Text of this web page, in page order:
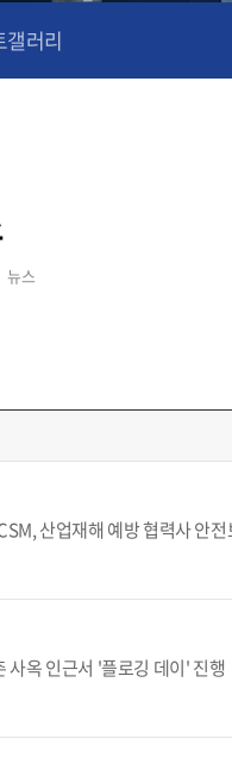
갤러리
뉴스
산업재해 예방 협력사 안
사옥 인근서 '플로깅 데이' 진행